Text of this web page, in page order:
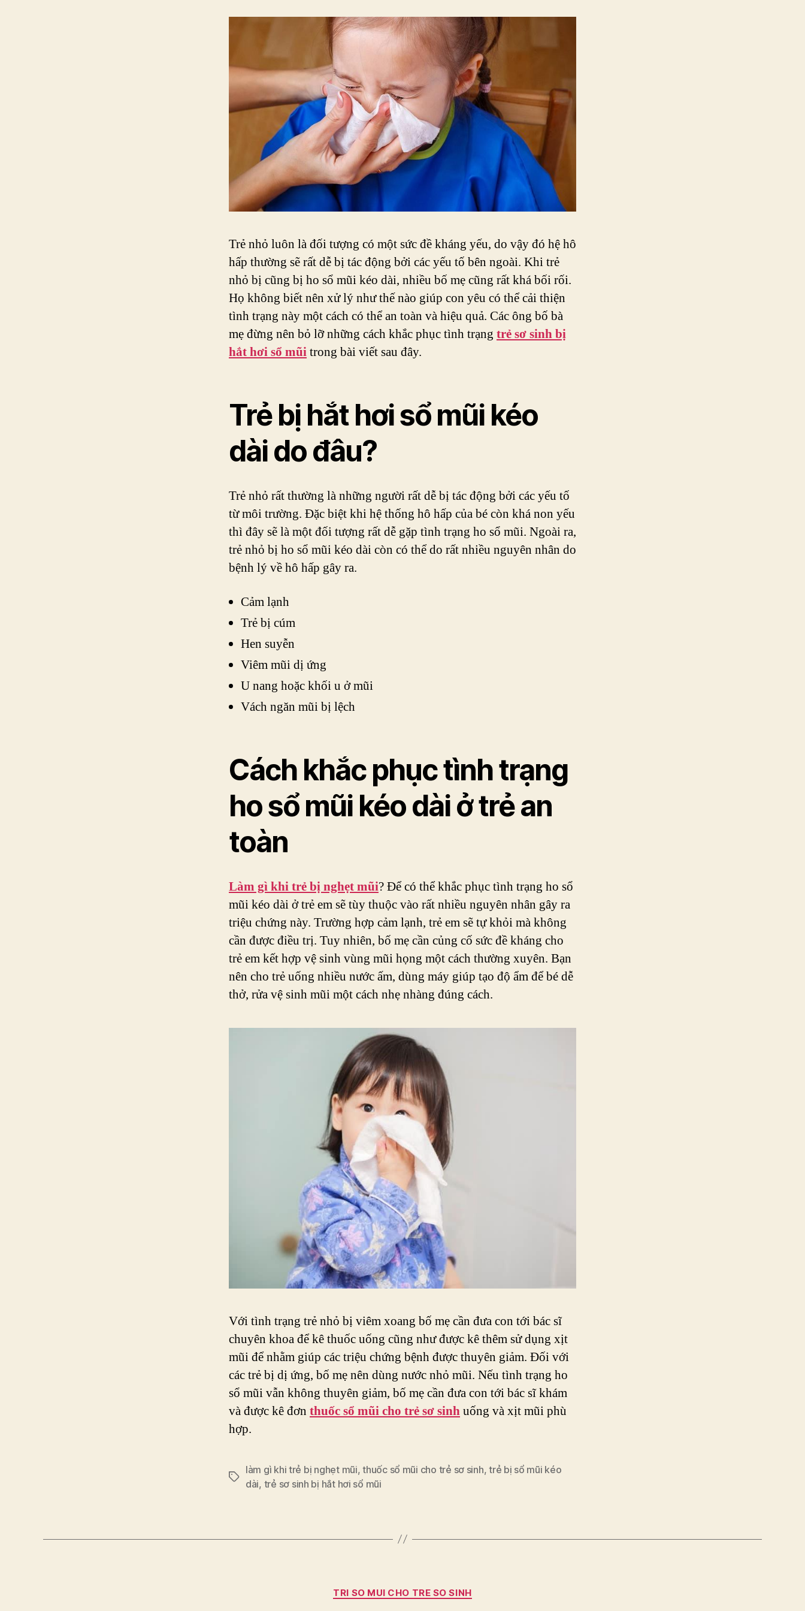
Trẻ nhỏ luôn là đối tượng có một sức đề kháng yếu, do vậy đó hệ hô
hấp thường sẽ rất dễ bị tác động bởi các yếu tố bên ngoài. Khi trẻ
nhỏ bị cũng bị ho sổ mũi kéo dài, nhiều bố mẹ cũng rất khá bối rối.
Họ không biết nên xử lý như thế nào giúp con yêu có thể cải thiện
tình trạng này một cách có thể an toàn và hiệu quả. Các ông bố bà
mẹ đừng nên bỏ lỡ những cách khắc phục tình trạng trẻ sơ sinh bị
hắt hơi sổ mũitrong bài viết sau đây.
Trẻ bị hắt hơi sổ mũi kéo
dài do đâu?
Trẻ nhỏ rất thường là những người rất dễ bị tác động bởi các yếu tố
từ môi trường. Đặc biệt khi hệ thống hô hấp của bé còn khá non yếu
thì đây sẽ là một đối tượng rất dễ gặp tình trạng ho sổ mũi. Ngoài ra,
trẻ nhỏ bị ho sổ mũi kéo dài còn có thể do rất nhiều nguyên nhân do
bệnh lý về hô hấp gây ra.
Cảm lạnh
Trẻ bị cúm
Hen suyễn
Viêm mũi dị ứng
U nang hoặc khối u ở mũi
Vách ngăn mũi bị lệch
Cách khắc phục tình trạng
ho sổ mũi kéo dài ở trẻ an
toàn
Làm gì khi trẻ bị nghẹt mũi? Để có thể khắc phục tình trạng ho sổ
mũi kéo dài ở trẻ em sẽ tùy thuộc vào rất nhiều nguyên nhân gây ra
triệu chứng này. Trường hợp cảm lạnh, trẻ em sẽ tự khỏi mà không
cần được điều trị. Tuy nhiên, bố mẹ cần củng cố sức đề kháng cho
trẻ em kết hợp vệ sinh vùng mũi họng một cách thường xuyên. Bạn
nên cho trẻ uống nhiều nước ấm, dùng máy giúp tạo độ ẩm để bé dễ
thở, rửa vệ sinh mũi một cách nhẹ nhàng đúng cách.
Với tình trạng trẻ nhỏ bị viêm xoang bố mẹ cần đưa con tới bác sĩ
chuyên khoa để kê thuốc uống cũng như được kê thêm sử dụng xịt
mũi để nhằm giúp các triệu chứng bệnh được thuyên giảm. Đối với
các trẻ bị dị ứng, bố mẹ nên dùng nước nhỏ mũi. Nếu tình trạng ho
sổ mũi vẫn không thuyên giảm, bố mẹ cần đưa con tới bác sĩ khám
và được kê đơn thuốc sổ mũi cho trẻ sơ sinhuống và xịt mũi phù
hợp.
Tags
làm gì khi trẻ bị nghẹt mũi,thuốc sổ mũi cho trẻ sơ sinh,trẻ bị sổ mũi kéo
dài, trẻ sơ sinh bị hắt hơi sổ mũi
Categories
TRI SO MUI CHO TRE SO SINH